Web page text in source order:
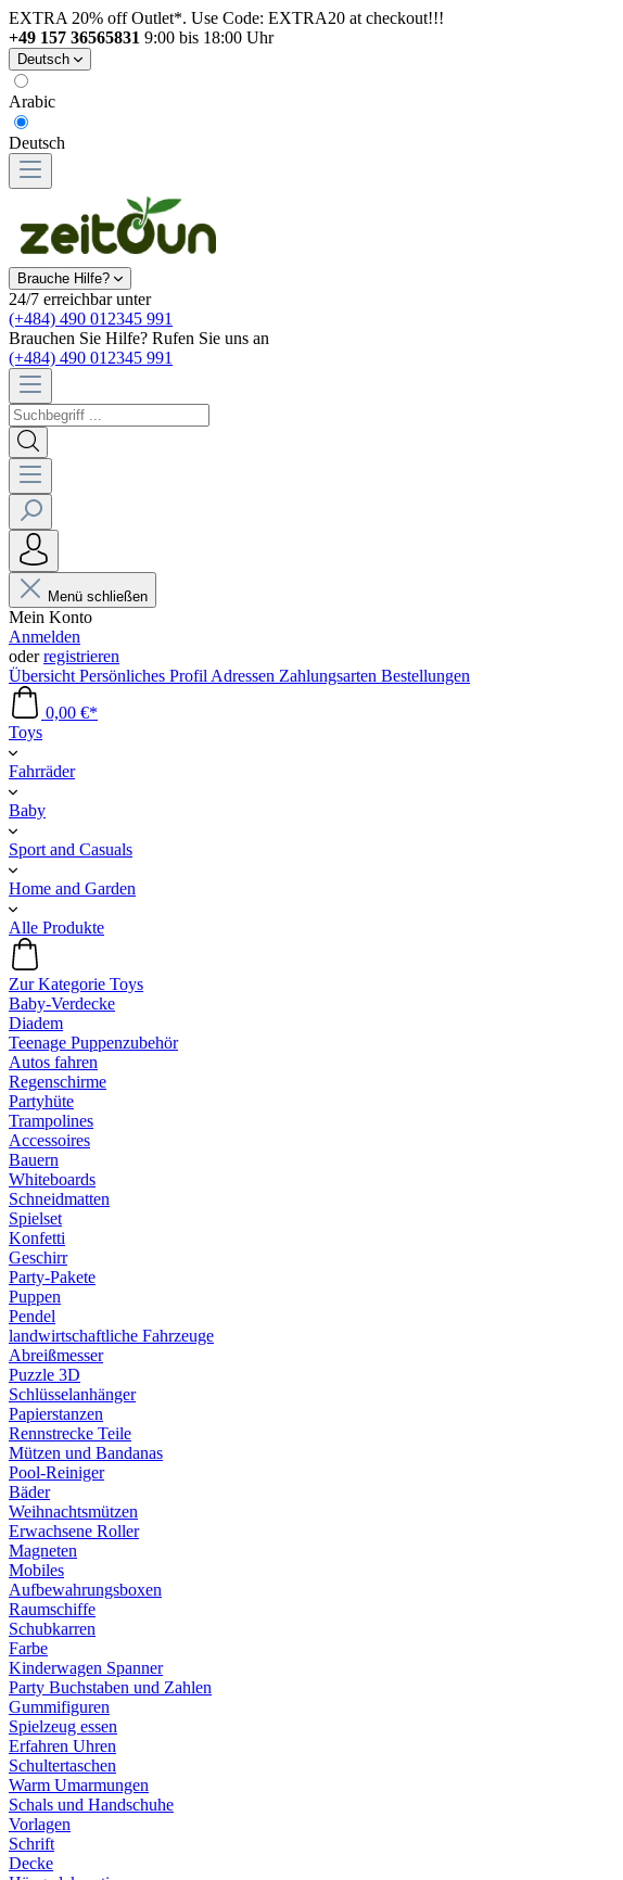
EXTRA 20% off Outlet*. Use Code: EXTRA20 at checkout!!!
+49 157 36565831 9:00 bis 18:00 Uhr
Deutsch
Arabic
Deutsch
Brauche Hilfe?
24/7 erreichbar unter
(+484) 490 012345 991
Brauchen Sie Hilfe? Rufen Sie uns an
(+484) 490 012345 991
Menü schließen
Mein Konto
Anmelden
oderregistrieren
Übersicht Persönliches Profil Adressen Zahlungsarten Bestellungen
0,00 €*
Toys
Fahrräder
Baby
Sport and Casuals
Home and Garden
Alle Produkte
Zur Kategorie Toys
Baby-Verdecke
Diadem
Teenage Puppenzubehör
Autos fahren
Regenschirme
Partyhüte
Trampolines
Accessoires
Bauern
Whiteboards
Schneidmatten
Spielset
Konfetti
Geschirr
Party-Pakete
Puppen
Pendel
landwirtschaftliche Fahrzeuge
Abreißmesser
Puzzle 3D
Schlüsselanhänger
Papierstanzen
Rennstrecke Teile
Mützen und Bandanas
Pool-Reiniger
Bäder
Weihnachtsmützen
Erwachsene Roller
Magneten
Mobiles
Aufbewahrungsboxen
Raumschiffe
Schubkarren
Farbe
Kinderwagen Spanner
Party Buchstaben und Zahlen
Gummifiguren
Spielzeug essen
Erfahren Uhren
Schultertaschen
Warm Umarmungen
Schals und Handschuhe
Vorlagen
Schrift
Decke